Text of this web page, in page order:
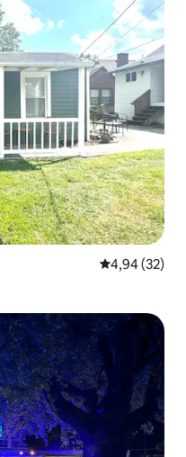
Gemiddelde
4,94 (32)